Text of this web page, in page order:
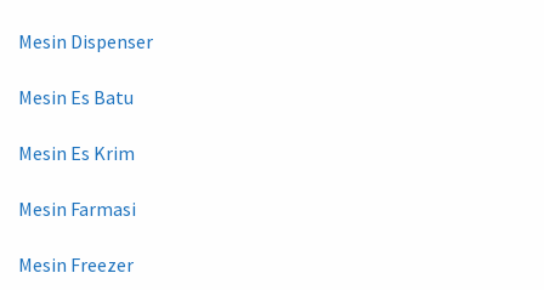
Mesin Dispenser
Mesin Es Batu
Mesin Es Krim
Mesin Farmasi
Mesin Freezer